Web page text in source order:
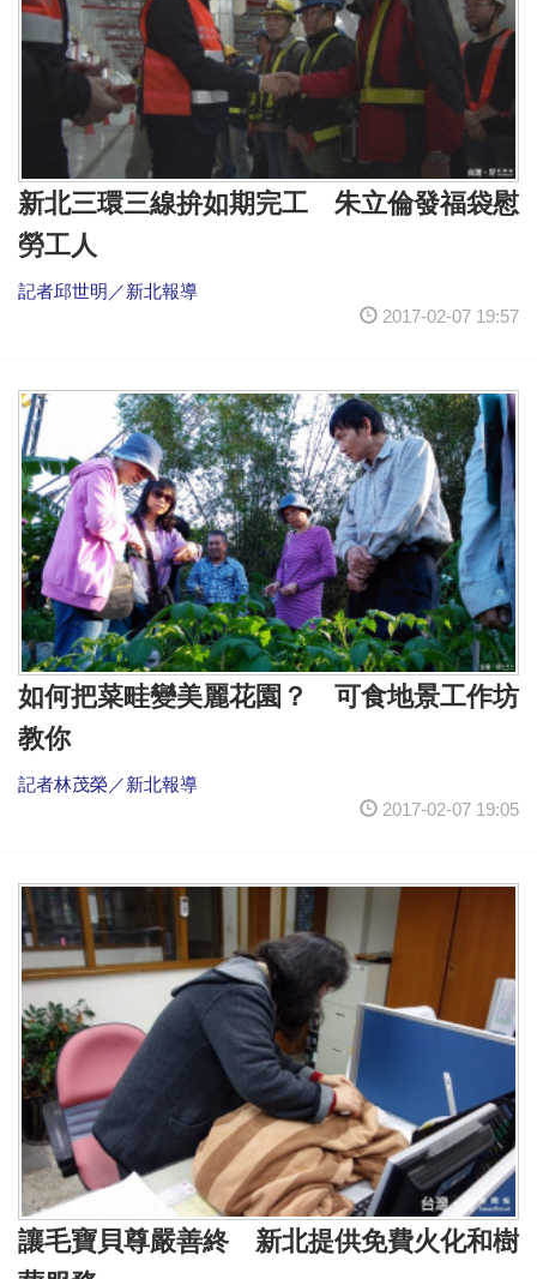
新北三環三線拚如期完工 朱立倫發福袋慰
勞工人
記者邱世明／新北報導
2017-02-07 19:57
如何把菜畦變美麗花園？ 可食地景工作坊
教你
記者林茂榮／新北報導
2017-02-07 19:05
讓毛寶貝尊嚴善終 新北提供免費火化和樹